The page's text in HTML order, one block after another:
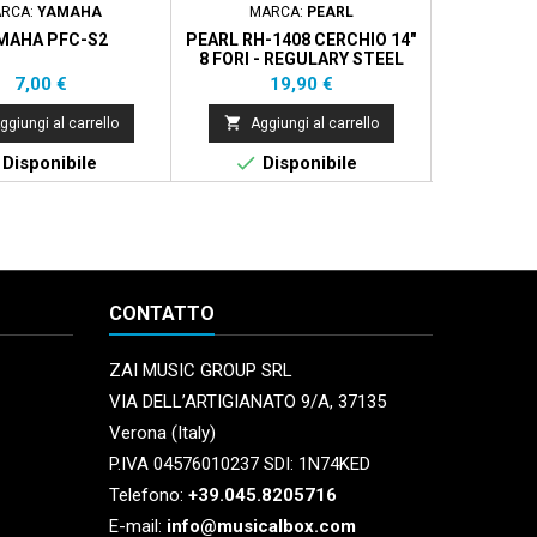
YAMAHA
PFC-S2
Prezzo
7,00 €
al carrello
MARCA: PEARL
PEARL RH-1408 CERCHIO 14"
8 FORI - REGULARY STEEL
HOOP
Prezzo
19,90 €
 Aggiungi al carrello
 Disponibile
CONTATTO
ZAI MUSIC GROUP SRL
VIA DELL’ARTIGIANATO 9/A, 37135
Verona (Italy)
P.IVA 04576010237 SDI: 1N74KED
Telefono: +39.045.8205716
E-mail: info@musicalbox.com